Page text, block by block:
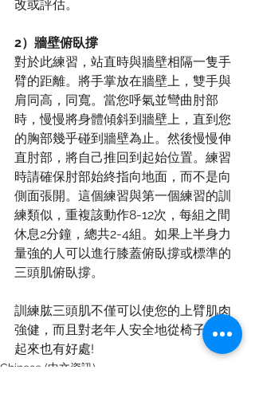
改或評估。
2）牆壁俯臥撐
對於此練習，站直時與牆壁相隔一隻手
臂的距離。將手掌放在牆壁上，雙手與
肩同高，同寬。當您呼氣並彎曲肘部
時，慢慢將身體傾斜到牆壁上，直到您
的胸部幾乎碰到牆壁為止。然後慢慢伸
直肘部，將自己推回到起始位置。練習
時請確保肘部始終指向地面，而不是向
側面張開。這個練習與第一個練習的訓
練類似，重複該動作8-12次，每組之間
休息2分鐘，總共2-4組。如果上半身力
量強的人可以進行膝蓋俯臥撐或標準的
三頭肌俯臥撐。
訓練肱三頭肌不僅可以使您的上臂肌肉
強健，而且對老年人安全地從椅子上站
起來也有好處!
Chinese (中文資訊)